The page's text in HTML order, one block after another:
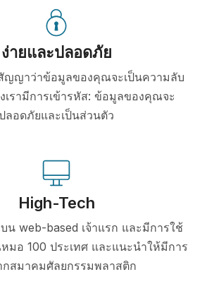
ง่ายและปลอดภัย
ญญาว่าข้อมูลของคุณจะเป็นความลับ
เรามีการเข้ารหัส: ข้อมูลของคุณจะ
ปลอดภัยและเป็นส่วนตัว
High-Tech
น web-based เจ้าแรก และมีการใช้
มอ 100 ประเทศ และแนะนำให้มีการ
กสมาคมศัลยกรรมพลาสติก